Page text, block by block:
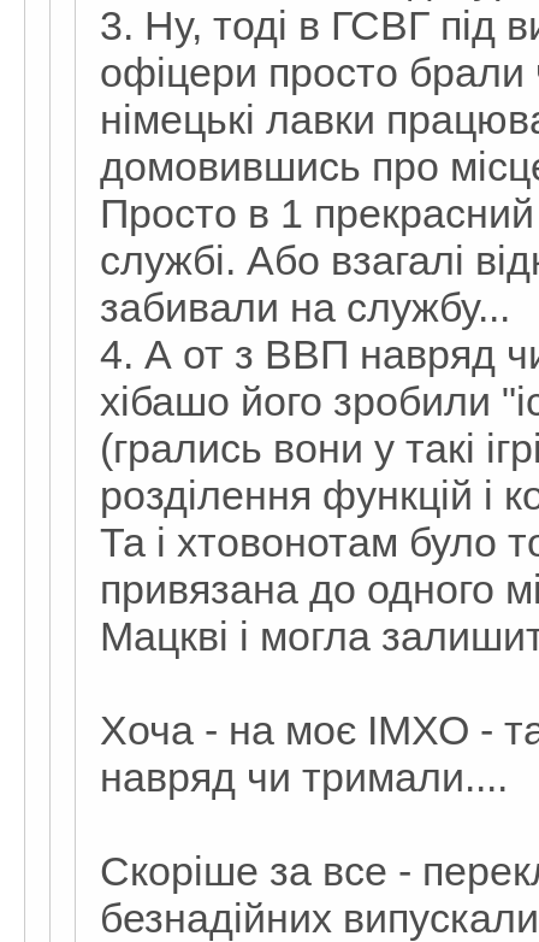
3. Ну, тоді в ГСВГ під
офіцери просто брали
німецькі лавки
домовившись про
Просто в 1
службі. Або взагалі
забивали на службу...
4. А от з ВВП навряд
хібашо його зробили
(грались вони у такі
розділення функцій і
Та і хтовонотам було
привязана до одного
Мацкві і могла
Хоча - на моє ІМХО -
навряд чи тримали....
Скоріше за все -
безнадійних